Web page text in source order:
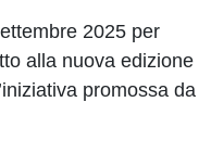
2025 per
alla nuova edizione
promossa da